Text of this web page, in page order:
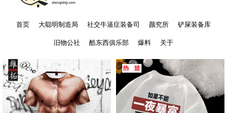
首页 大聪明制造局 社交牛逼症装备司 颜究所 铲屎装备库
旧物公社 酷东西俱乐部 爆料 关于